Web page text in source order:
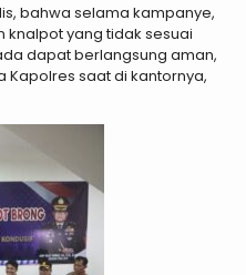
bahwa selama kampanye,
yang tidak sesuai
dapat berlangsung aman,
Kapolres saat di kantornya,